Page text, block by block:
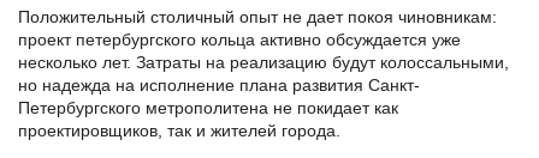
Положительный столичный опыт не дает покоя чиновникам:
проект петербургского кольца активно обсуждается уже
несколько лет. Затраты на реализацию будут колоссальными,
но надежда на исполнение плана развития Санкт-
Петербургского метрополитена не покидает как
проектировщиков, так и жителей города.